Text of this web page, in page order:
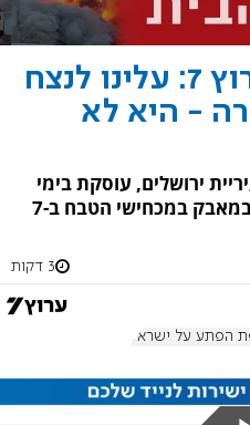
פלר חסן-נחום לערוץ 7: עלינו לנצח
- היא לא
ירושלים, עוסקת בימי
המלחמה בהסברה הישראלית ובמאבק במכחישי הטבח ב-7
3 דקות
הפתע על ישראל